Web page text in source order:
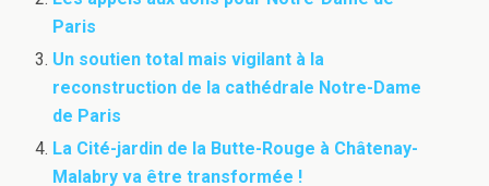
Paris
Un soutien total mais vigilant à la
reconstruction de la cathédrale Notre-Dame
de Paris
La Cité-jardin de la Butte-Rouge à Châtenay-
Malabry va être transformée !